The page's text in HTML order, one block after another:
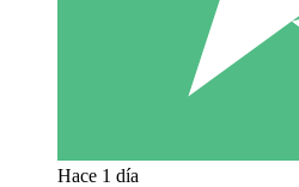
Hace 1 día